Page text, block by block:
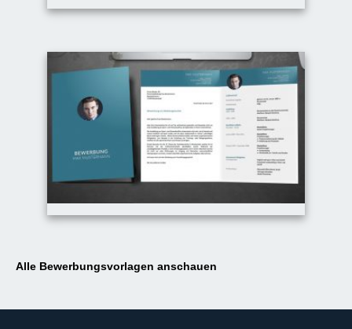
Alle Bewerbungsvorlagen anschauen